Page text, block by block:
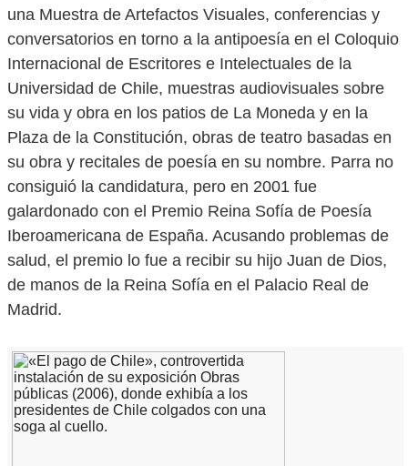
una Muestra de Artefactos Visuales, conferencias y
conversatorios en torno a la antipoesía en el Coloquio
Internacional de Escritores e Intelectuales de la
Universidad de Chile, muestras audiovisuales sobre
su vida y obra en los patios de La Moneda y en la
Plaza de la Constitución, obras de teatro basadas en
su obra y recitales de poesía en su nombre. Parra no
consiguió la candidatura, pero en 2001 fue
galardonado con el Premio Reina Sofía de Poesía
Iberoamericana de España. Acusando problemas de
salud, el premio lo fue a recibir su hijo Juan de Dios,
de manos de la Reina Sofía en el Palacio Real de
Madrid.